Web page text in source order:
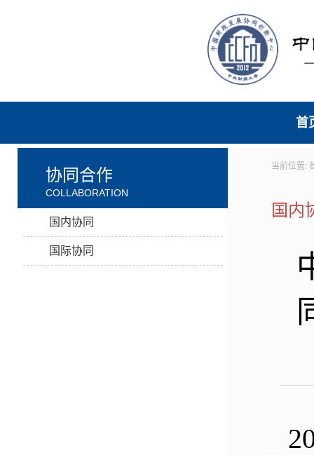
首
协同合作
COLLABORATION
国内协同
国际协同
当前位置:
国内